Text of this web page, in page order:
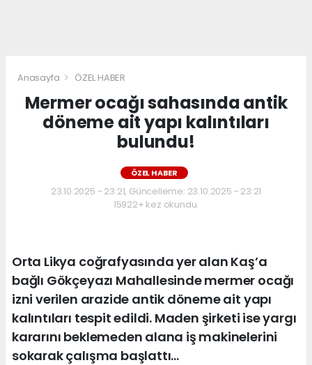
Anasayfa ÖZEL HABER
Mermer ocağı sahasında antik
döneme ait yapı kalıntıları
bulundu!
ÖZEL HABER
23.10.2025 - 23:21, Güncelleme: 23.10.2025 - 23:21
15922+ kez okundu.
Orta Likya coğrafyasında yer alan Kaş’a
bağlı Gökçeyazı Mahallesinde mermer ocağı
izni verilen arazide antik döneme ait yapı
kalıntıları tespit edildi. Maden şirketi ise yargı
kararını beklemeden alana iş makinelerini
sokarak çalışma başlattı…